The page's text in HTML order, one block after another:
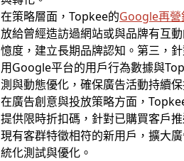
在策略層面，Topkee的Google再營
放給曾經造訪過網站或與品牌有互
憶度，建立長期品牌認知。第三，
用Google平台的用戶行為數據與
測與動態優化，確保廣告活動持續
在廣告創意與投放策略方面，
提供限時折扣碼，針對已購買客戶
現有客群特徵相符的新用戶，擴大
統化測試與優化。